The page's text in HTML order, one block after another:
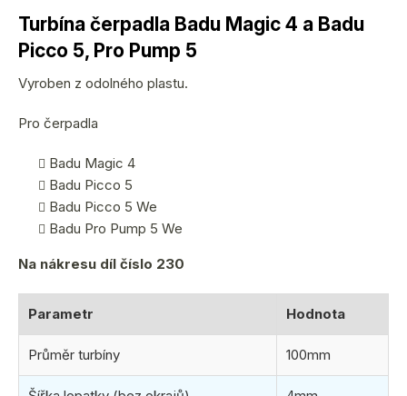
Turbína čerpadla Badu Magic 4 a Badu
Picco 5, Pro Pump 5
produktu
je
0,0
5
Vyroben z odolného plastu.
Pro čerpadla
Badu Magic 4
Badu Picco 5
Badu Picco 5 We
Badu Pro Pump 5 We
Na nákresu díl číslo 230
Parametr Hodnota
Průměr turbíny 100mm